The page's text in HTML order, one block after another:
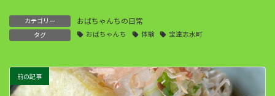
カテゴリー おばちゃんちの日常
タグ おばちゃんち 体験 宝達志水町
前の記事